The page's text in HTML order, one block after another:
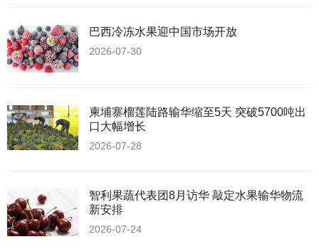
巴西冷冻水果迎中国市场开放
2026-07-30
柬埔寨榴莲陆路输华缩至5天 突破5700吨出
口大幅增长
2026-07-28
智利果蔬代表团8月访华 敲定水果输华物流
新安排
2026-07-24